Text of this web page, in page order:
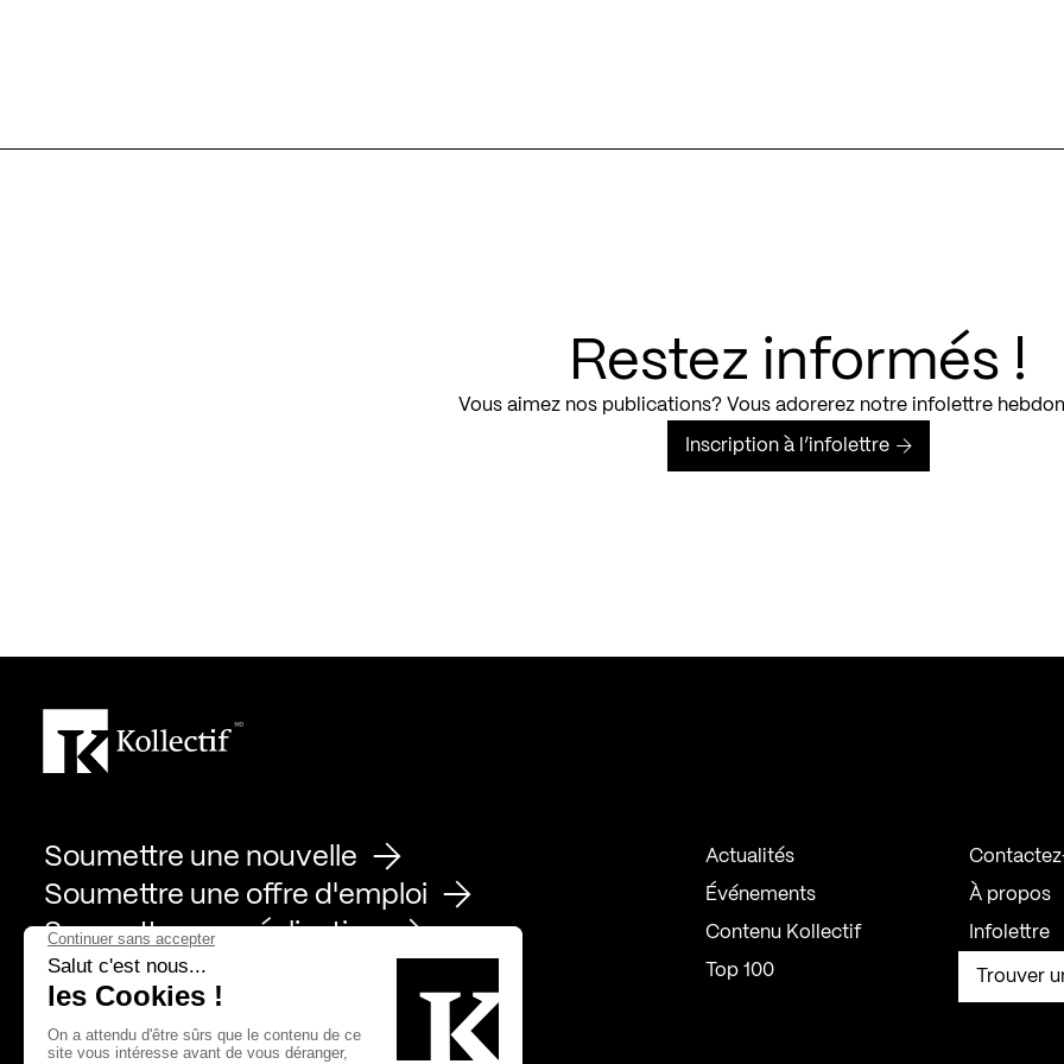
Restez informés !
Vous aimez nos publications? Vous adorerez notre infolettre
Inscription à l’infolettre
Soumettre une nouvelle
Soumettre une offre d'emploi
Soumettre une réalisation
Actualités
Événements
Contenu Kollectif
Top 100
À propos
Infolettre
Trouver